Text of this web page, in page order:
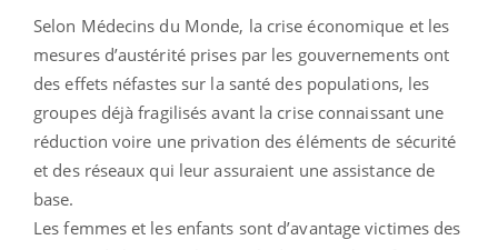
Selon Médecins du Monde, la crise économique et les
mesures d’austérité prises par les gouvernements ont
des effets néfastes sur la santé des populations, les
groupes déjà fragilisés avant la crise connaissant une
réduction voire une privation des éléments de sécurité
et des réseaux qui leur assuraient une assistance de
base.
Les femmes et les enfants sont d’avantage victimes des